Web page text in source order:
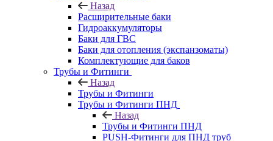
Назад
Расширительные баки
Гидроаккумуляторы
Баки для ГВС
Баки для отопления (экспанзоматы)
Комплектующие для баков
Трубы и Фитинги
Назад
Трубы и Фитинги
Трубы и Фитинги ПНД
Назад
Трубы и Фитинги ПНД
PUSH-Фитинги для ПНД труб